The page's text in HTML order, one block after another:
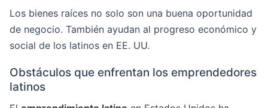
Los bienes raíces no solo son una buena oportunidad
de negocio. También ayudan al progreso económico y
social de los latinos en EE. UU.
Obstáculos que enfrentan los emprendedores
latinos